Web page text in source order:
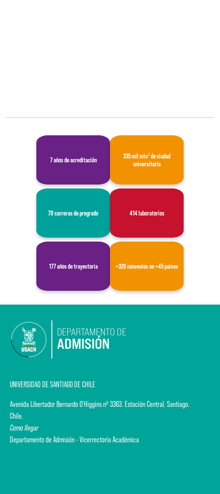
7 años de acreditación
335 mil mts² de ciudad
universitaria
70 carreras de pregrado 414 laboratorios
177 años de trayectoria +320 convenios en +45 países
UNIVERSIDAD DE SANTIAGO DE CHILE
Avenida Libertador Bernardo O'Higgins nº 3363. Estación Central. Santiago.
Chile.
Como llegar
Departamento de Admisión - Vicerrectoría Académica